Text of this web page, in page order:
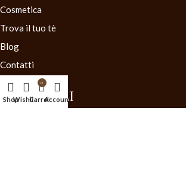
Cosmetica
Trova il tuo tè
Blog
Contatti
LINK UTILI
ShopWishlist
0
CarrelloAccount